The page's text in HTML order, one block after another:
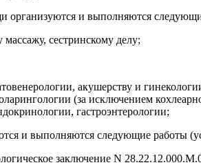
организуются и выполняются
сестринскому делу;
акушерству и
(за исключением
гастроэнтерологии;
и выполняются следующие работы
заключение N